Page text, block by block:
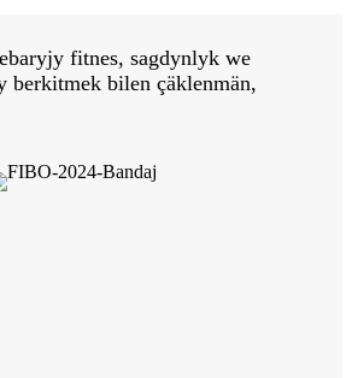
fitnes, sagdynlyk we
berkitmek bilen çäklenmän,